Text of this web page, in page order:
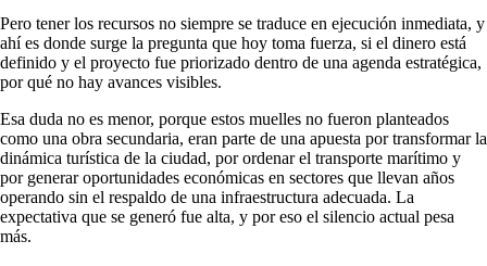
Pero tener los recursos no siempre se traduce en ejecución inmediata, y
ahí es donde surge la pregunta que hoy toma fuerza, si el dinero está
definido y el proyecto fue priorizado dentro de una agenda estratégica,
por qué no hay avances visibles.
Esa duda no es menor, porque estos muelles no fueron planteados
como una obra secundaria, eran parte de una apuesta por transformar la
dinámica turística de la ciudad, por ordenar el transporte marítimo y
por generar oportunidades económicas en sectores que llevan años
operando sin el respaldo de una infraestructura adecuada. La
expectativa que se generó fue alta, y por eso el silencio actual pesa
más.